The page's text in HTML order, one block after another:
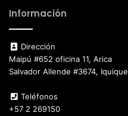
Información
Dirección
Maipú #652 oficina 11, Arica
Salvador Allende #3674, Iquique
Teléfonos
+57 2 269150